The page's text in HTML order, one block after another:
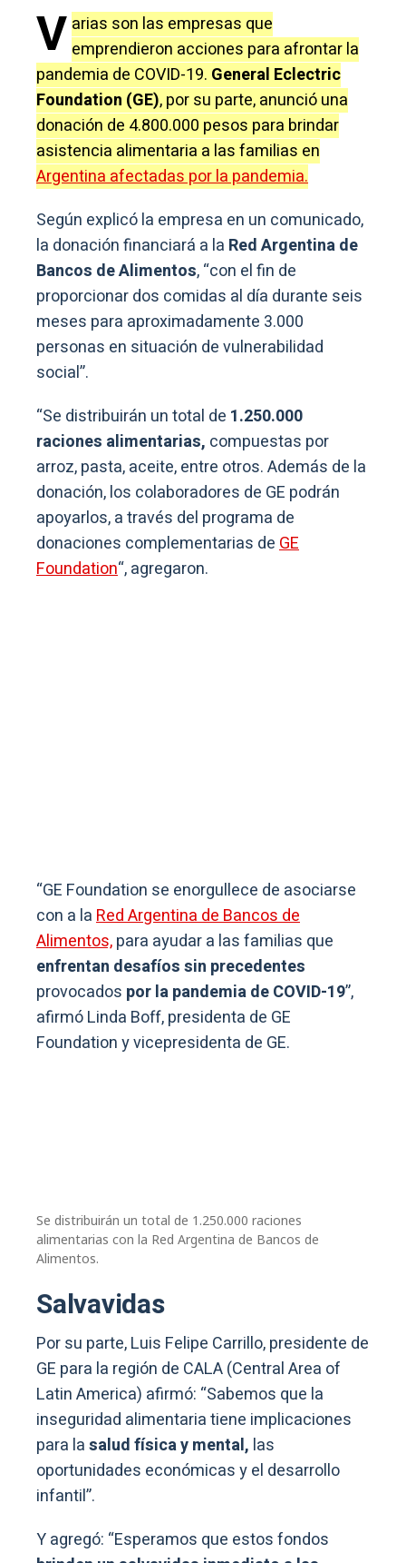
V arias son las empresas que
emprendieron acciones para afrontar la
pandemia de COVID-19. General Eclectric
Foundation (GE), por su parte, anunció una
donación de 4.800.000 pesos para brindar
asistencia alimentaria a las familias en
Argentina afectadas por la pandemia.
Según explicó la empresa en un comunicado,
la donación financiará a la Red Argentina de
Bancos de Alimentos, “con el fin de
proporcionar dos comidas al día durante seis
meses para aproximadamente 3.000
personas en situación de vulnerabilidad
social”.
“Se distribuirán un total de 1.250.000
raciones alimentarias, compuestas por
arroz, pasta, aceite, entre otros. Además de la
donación, los colaboradores de GE podrán
apoyarlos, a través del programa de
donaciones complementarias deGE
Foundation“, agregaron.
“GE Foundation se enorgullece de asociarse
con a laRed Argentina de Bancos de
Alimentos,para ayudar a las familias que
enfrentan desafíos sin precedentes
provocados por la pandemia de COVID-19”,
afirmó Linda Boff, presidenta de GE
Foundation y vicepresidenta de GE.
Se distribuirán un total de 1.250.000 raciones
alimentarias con la Red Argentina de Bancos de
Alimentos.
Salvavidas
Por su parte, Luis Felipe Carrillo, presidente de
GE para la región de CALA (Central Area of
Latin America) afirmó: “Sabemos que la
inseguridad alimentaria tiene implicaciones
para lasalud física y mental, las
oportunidades económicas y el desarrollo
infantil”.
Y agregó: “Esperamos que estos fondos